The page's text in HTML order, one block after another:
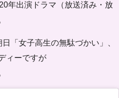
年出演ドラマ（放送済み・放
「女子高生の無駄づかい」、
ィーですが